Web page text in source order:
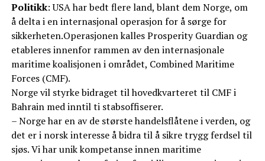
Politikk: USA har bedt flere land, blant dem Norge, om
å delta i en internasjonal operasjon for å sørge for
sikkerheten.Operasjonen kalles Prosperity Guardian og
etableres innenfor rammen av den internasjonale
maritime koalisjonen i området, Combined Maritime
Forces (CMF).
Norge vil styrke bidraget til hovedkvarteret til CMF i
Bahrain med inntil ti stabsoffiserer.
– Norge har en av de største handelsflåtene i verden, og
det er i norsk interesse å bidra til å sikre trygg ferdsel til
sjøs. Vi har unik kompetanse innen maritime